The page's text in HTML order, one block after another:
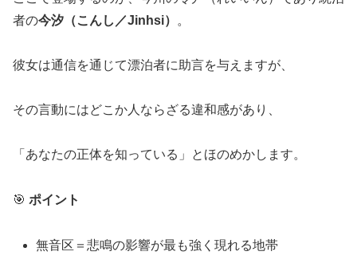
者の今汐（こんし／Jinhsi） 。
彼女は通信を通じて漂泊者に助言を与えますが、
その言動にはどこか人ならざる違和感があり、
「あなたの正体を知っている」とほのめかします。
🎯 ポイント
無音区＝悲鳴の影響が最も強く現れる地帯